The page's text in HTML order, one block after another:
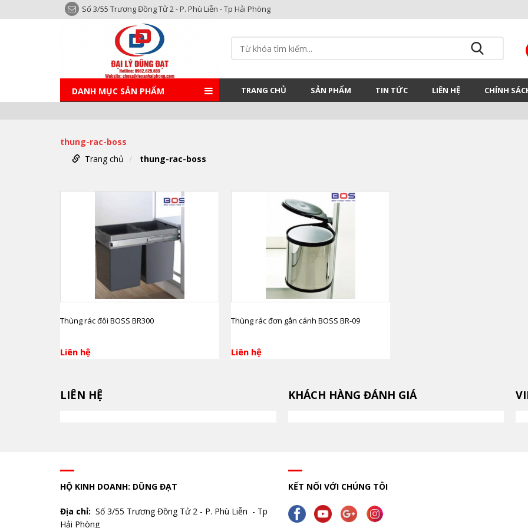
Số 3/55 Trương Đồng Tử 2 - P. Phù Liễn - Tp Hải Phòng
DANH MỤC SẢN PHẨM TRANG CHỦ SẢN PHẨM TIN TỨC LIÊN HỆ CHÍNH
thung-rac-boss
Trang chủ
thung-rac-boss
Thùng rác đôi BOSS BR300
Liên hệ
Thùng rác đơn gắn cánh BOSS BR-09
Liên hệ
LIÊN HỆ KHÁCH HÀNG ĐÁNH GIÁ
HỘ KINH DOANH: DŨNG ĐẠT
Địa chỉ: Số 3/55 Trương Đồng Tử 2 - P. Phù Liễn - Tp
Hải Phòng
KẾT NỐI VỚI CHÚNG TÔI